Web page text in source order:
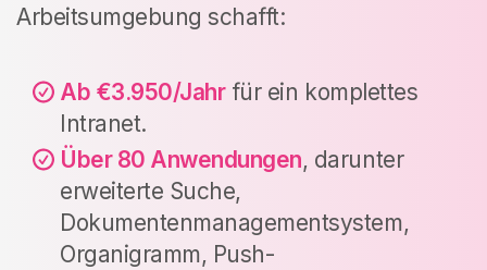
Arbeitsumgebung schafft:
Ab €3.950/Jahr für ein komplettes
Intranet.
Über 80 Anwendungen, darunter
erweiterte Suche,
Dokumentenmanagementsystem,
Organigramm, Push-